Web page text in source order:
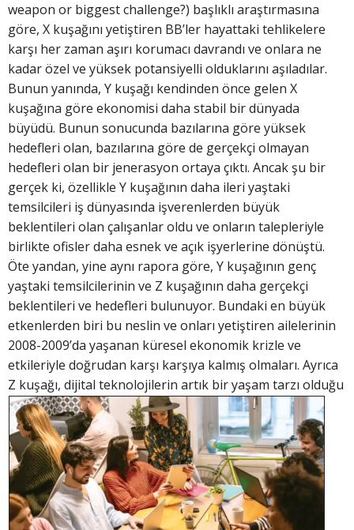
weapon or biggest challenge?) başlıklı araştırmasına
göre, X kuşağını yetiştiren BB’ler hayattaki tehlikelere
karşı her zaman aşırı korumacı davrandı ve onlara ne
kadar özel ve yüksek potansiyelli olduklarını aşıladılar.
Bunun yanında, Y kuşağı kendinden önce gelen X
kuşağına göre ekonomisi daha stabil bir dünyada
büyüdü. Bunun sonucunda bazılarına göre yüksek
hedefleri olan, bazılarına göre de gerçekçi olmayan
hedefleri olan bir jenerasyon ortaya çıktı. Ancak şu bir
gerçek ki, özellikle Y kuşağının daha ileri yaştaki
temsilcileri iş dünyasında işverenlerden büyük
beklentileri olan çalışanlar oldu ve onların talepleriyle
birlikte ofisler daha esnek ve açık işyerlerine dönüştü.
Öte yandan, yine aynı rapora göre, Y kuşağının genç
yaştaki temsilcilerinin ve Z kuşağının daha gerçekçi
beklentileri ve hedefleri bulunuyor. Bundaki en büyük
etkenlerden biri bu neslin ve onları yetiştiren ailelerinin
2008-2009’da yaşanan küresel ekonomik krizle ve
etkileriyle doğrudan karşı karşıya kalmış olmaları. Ayrıca
Z kuşağı, dijital teknolojilerin artık bir yaşam tarzı olduğu